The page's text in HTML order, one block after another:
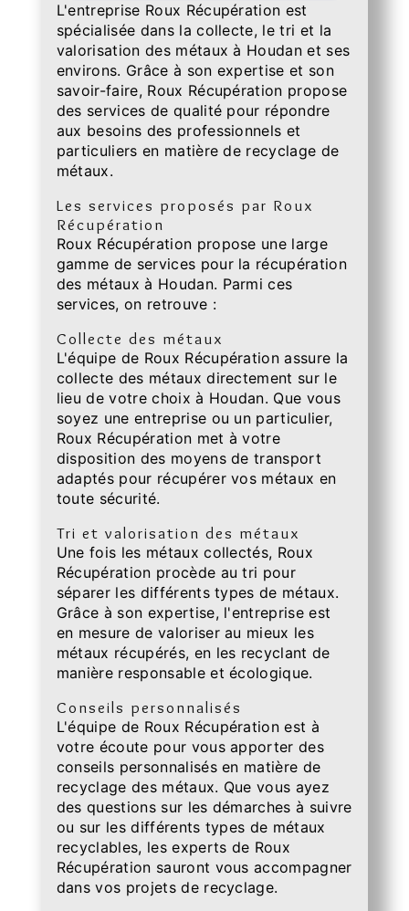
L'entreprise Roux Récupération est
spécialisée dans la collecte, le tri et la
valorisation des métaux à Houdan et ses
environs. Grâce à son expertise et son
savoir-faire, Roux Récupération propose
des services de qualité pour répondre
aux besoins des professionnels et
particuliers en matière de recyclage de
métaux.
Les services proposés par Roux
Récupération
Roux Récupération propose une large
gamme de services pour la récupération
des métaux à Houdan. Parmi ces
services, on retrouve :
Collecte des métaux
L'équipe de Roux Récupération assure la
collecte des métaux directement sur le
lieu de votre choix à Houdan. Que vous
soyez une entreprise ou un particulier,
Roux Récupération met à votre
disposition des moyens de transport
adaptés pour récupérer vos métaux en
toute sécurité.
Tri et valorisation des métaux
Une fois les métaux collectés, Roux
Récupération procède au tri pour
séparer les différents types de métaux.
Grâce à son expertise, l'entreprise est
en mesure de valoriser au mieux les
métaux récupérés, en les recyclant de
manière responsable et écologique.
Conseils personnalisés
L'équipe de Roux Récupération est à
votre écoute pour vous apporter des
conseils personnalisés en matière de
recyclage des métaux. Que vous ayez
des questions sur les démarches à suivre
ou sur les différents types de métaux
recyclables, les experts de Roux
Récupération sauront vous accompagner
dans vos projets de recyclage.